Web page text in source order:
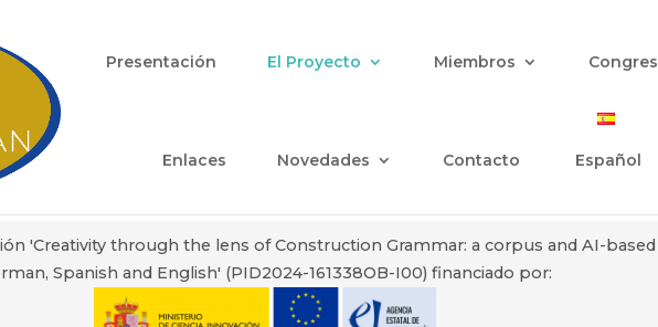
'Creativity through the lens of Construction Grammar: a corpus and AI-
Spanish and English' (PID2024-161338OB-I00) financiado por:
Presentación El Proyecto Miembros
Enlaces Novedades Contacto Español